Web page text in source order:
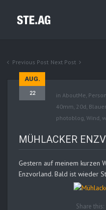
Previous Post Next Post
AUG.
22 in AboutMe,
40mm, 20d,
photoblog, Wind,
MÜHLACKER
Gestern auf meinem kurzen
Enzvorland. Bald ist wieder
Share this: